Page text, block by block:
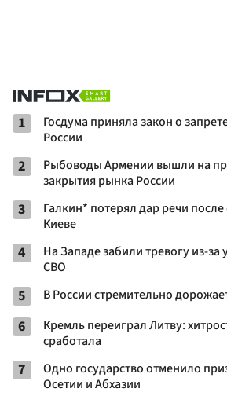
1
Госдума приняла закон о
России
2
Рыбоводы Армении вышли на
закрытия рынка России
3
Галкин* потерял дар речи после
Киеве
4
На Западе забили тревогу из-
СВО
5 В России стремительно
6
Кремль переиграл Литву:
сработала
7
Одно государство отменило
Осетии и Абхазии